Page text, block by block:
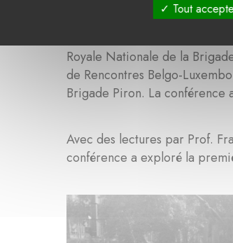
Dans le cadre du 80ème
Grand-Duché de
Royale Nationale de la
de Rencontres Belgo-
Brigade Piron. La conférence
Avec des lectures par Prof.
conférence a exploré la
Tout